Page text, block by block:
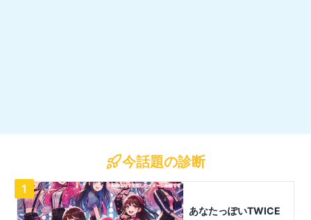
今話題の診断
1
あなたっぽいTWICE